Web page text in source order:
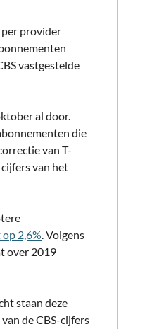
provider
vastgestelde
al door.
die
van T-
van het
2,6%. Volgens
over 2019
staan deze
de CBS-cijfers